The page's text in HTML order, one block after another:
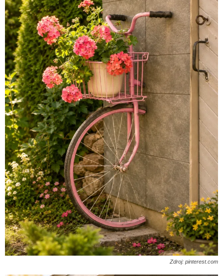
Zdroj: pinterest.com